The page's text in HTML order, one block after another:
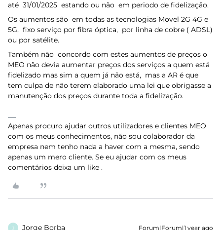
até 31/01/2025 estando ou não em periodo de fidelização.
Os aumentos são em todas as tecnologias Movel 2G 4G e
5G, fixo serviço por fibra óptica, por linha de cobre ( ADSL)
ou por satélite.
Também não concordo com estes aumentos de preços o
MEO não devia aumentar preços dos serviços a quem está
fidelizado mas sim a quem já não está, mas a AR é que
tem culpa de não terem elaborado uma lei que obrigasse a
manutenção dos preços durante toda a fidelização.
Apenas procuro ajudar outros utilizadores e clientes MEO
com os meus conhecimentos, não sou colaborador da
empresa nem tenho nada a haver com a mesma, sendo
apenas um mero cliente. Se eu ajudar com os meus
comentários deixa um like .
J Jorge Borba Forum|Forum|1 year ago